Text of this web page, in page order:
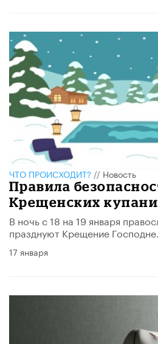
ЧТО ПРОИСХОДИТ? // Новость
Правила
Крещенских
В ночь с 18 на 19 января
празднуют Крещение Господне.
17 января